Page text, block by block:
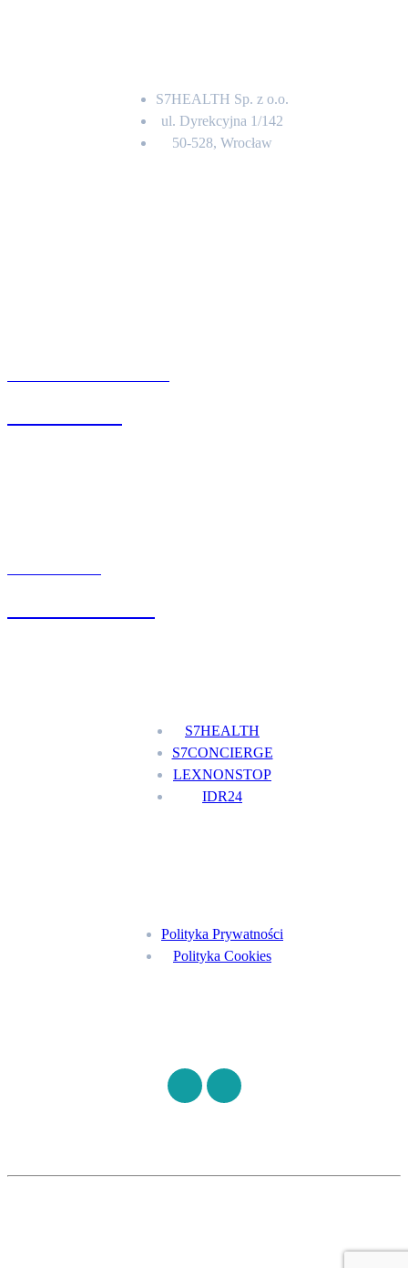
S7HEALTH Sp. z o.o.
ul. Dyrekcyjna 1/142
50-528, Wrocław
S7HEALTH
S7CONCIERGE
LEXNONSTOP
IDR24
Polityka Prywatności
Polityka Cookies